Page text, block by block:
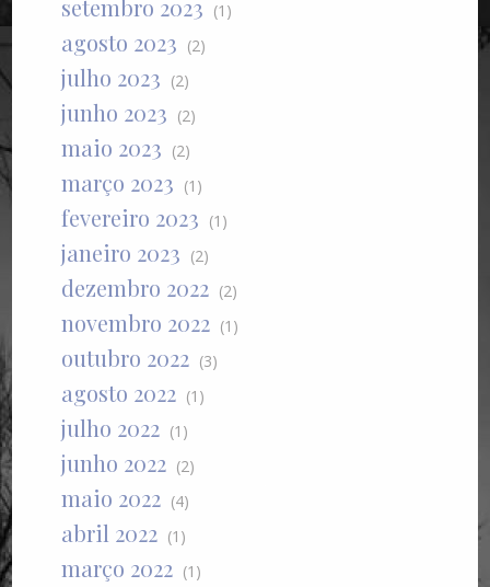
setembro 2023 (1)
agosto 2023 (2)
julho 2023 (2)
junho 2023 (2)
maio 2023 (2)
março 2023 (1)
fevereiro 2023 (1)
janeiro 2023 (2)
dezembro 2022 (2)
novembro 2022 (1)
outubro 2022 (3)
agosto 2022 (1)
julho 2022 (1)
junho 2022 (2)
maio 2022 (4)
abril 2022 (1)
março 2022 (1)